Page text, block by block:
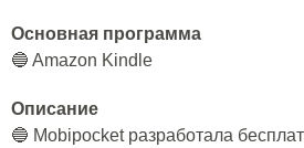
Основная программа
🔵 Amazon Kindle
Описание
🔵 Mobipocket разработала